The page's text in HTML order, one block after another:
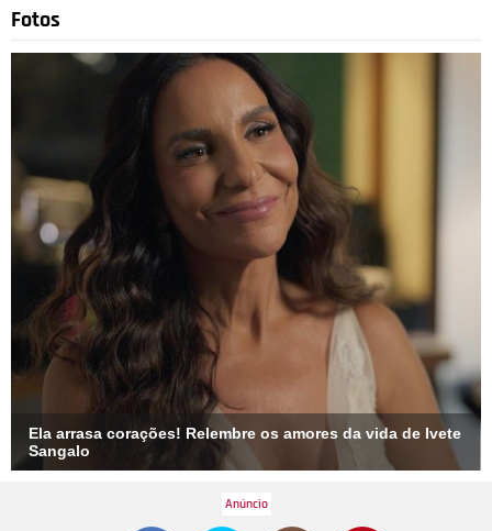
Fotos
Ela arrasa corações! Relembre os amores da vida de Ivete
Sangalo